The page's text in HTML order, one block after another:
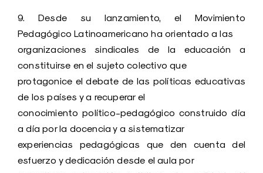
9. Desde su lanzamiento, el Movimiento
Pedagógico Latinoamericano ha orientado a las
organizaciones sindicales de la educación a
constituirse en el sujeto colectivo que
protagonice el debate de las políticas educativas
de los países y a recuperar el
conocimiento político-pedagógico construido día
a día por la docencia y a sistematizar
experiencias pedagógicas que den cuenta del
esfuerzo y dedicación desde el aula por